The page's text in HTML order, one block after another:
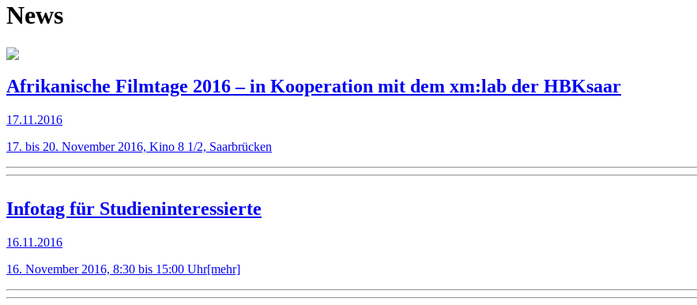
News
Afrikanische Filmtage 2016 – in Kooperation mit dem xm:lab der HBKsaar
17.11.2016
17. bis 20. November 2016, Kino 8 1/2, Saarbrücken
Infotag für Studieninteressierte
16.11.2016
16. November 2016, 8:30 bis 15:00 Uhr[mehr]